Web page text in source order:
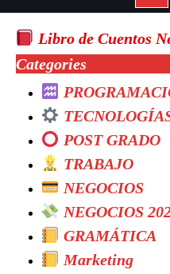
Libro de Cuentos
Categories
POST GRADO
TRABAJO
NEGOCIOS
NEGOCIOS
GRAMÁTICA
Marketing